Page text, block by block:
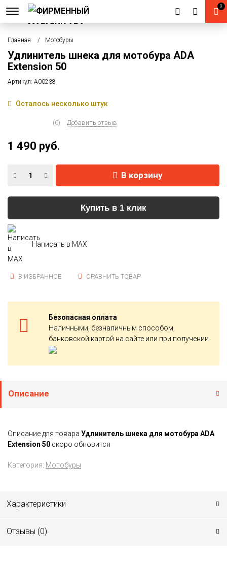
0
Главная Мотобуры
Удлинитель шнека для мотобура ADA
Extension 50
Артикул: А00238
Осталось несколько штук
(0) Добавить отзыв
1 490 руб.
В корзину
Купить в 1 клик
Написать в MAX
В ИЗБРАННОЕ СРАВНИТЬ ТОВАР
Безопасная оплата
Наличными, безналичным способом,
банковской картой на сайте или при получении
Описание
Описание для товара Удлинитель шнека для мотобура ADA
Extension 50 скоро обновится
Категория: Мотобуры
Характеристики
Отзывы (0)